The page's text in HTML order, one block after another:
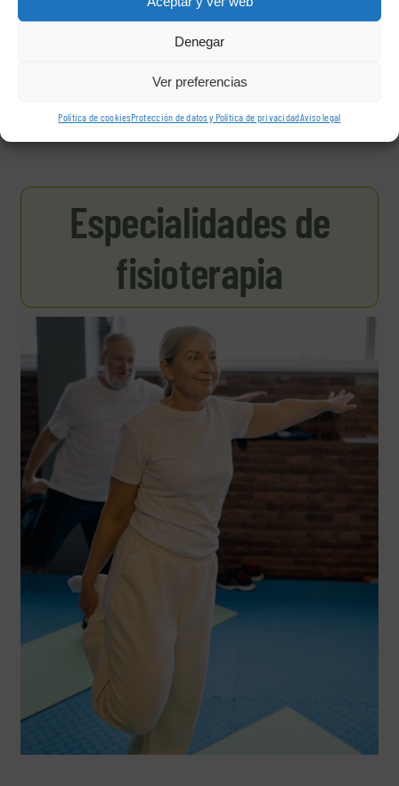
Denegar
Ver preferencias
Política de cookiesProtección de datos y Política de privacidadAviso legal
Especialidades de
fisioterapia